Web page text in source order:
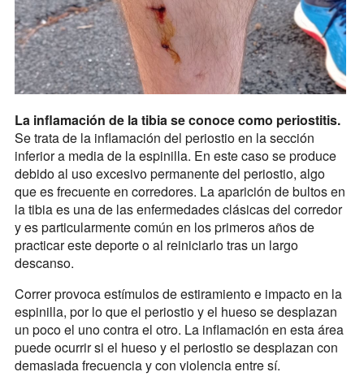
La inflamación de la tibia se conoce como periostitis.
Se trata de la inflamación del periostio en la sección
inferior a media de la espinilla. En este caso se produce
debido al uso excesivo permanente del periostio, algo
que es frecuente en corredores. La aparición de bultos en
la tibia es una de las enfermedades clásicas del corredor
y es particularmente común en los primeros años de
practicar este deporte o al reiniciarlo tras un largo
descanso.
Correr provoca estímulos de estiramiento e impacto en la
espinilla, por lo que el periostio y el hueso se desplazan
un poco el uno contra el otro. La inflamación en esta área
puede ocurrir si el hueso y el periostio se desplazan con
demasiada frecuencia y con violencia entre sí.